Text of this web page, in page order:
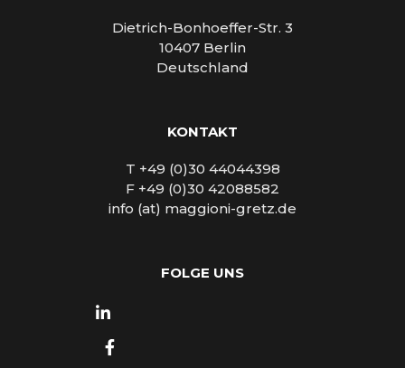
Dietrich-Bonhoeffer-Str. 3
10407 Berlin
Deutschland
KONTAKT
T +49 (0)30 44044398
F +49 (0)30 42088582
info (at) maggioni-gretz.de
FOLGE UNS